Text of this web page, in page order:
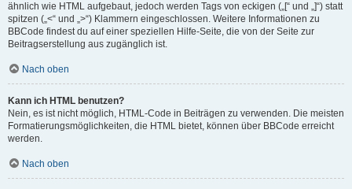
ähnlich wie HTML aufgebaut, jedoch werden Tags von eckigen („[“ und „]“) statt
spitzen („<“ und „>“) Klammern eingeschlossen. Weitere Informationen zu
BBCode findest du auf einer speziellen Hilfe-Seite, die von der Seite zur
Beitragserstellung aus zugänglich ist.
Nach oben
Kann ich HTML benutzen?
Nein, es ist nicht möglich, HTML-Code in Beiträgen zu verwenden. Die meisten
Formatierungsmöglichkeiten, die HTML bietet, können über BBCode erreicht
werden.
Nach oben